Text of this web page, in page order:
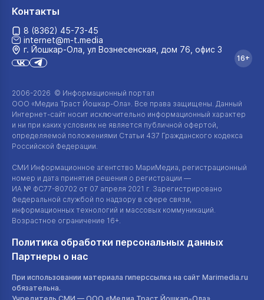
2006-2026 © Информационный портал
ООО «Медиа Траст Йошкар-Ола». Все права защищены. Данный
Интернет-сайт носит исключительно информационный характер
и ни при каких условиях не является публичной офертой,
определяемой положениями Статьи 437 Гражданского кодекса
Российской Федерации.
СМИ Информационное агентство МариМедиа, регистрационный
номер и дата принятия решения о регистрации —
ИА № ФС77-80702 от 07 апреля 2021 г. Зарегистрировано
Федеральной службой по надзору в сфере связи,
информационных технологий и массовых коммуникаций.
Возрастное ограничение 16+.
Политика обработки персональных данных
Партнеры о нас
При использовании материала гиперссылка на сайт Marimedia.ru
обязательна.
Контакты
8 (8362) 45-73-45
internet@m-t.media
г. Йошкар‑Ола, ул Вознесенская, дом 76, офис 3
16+